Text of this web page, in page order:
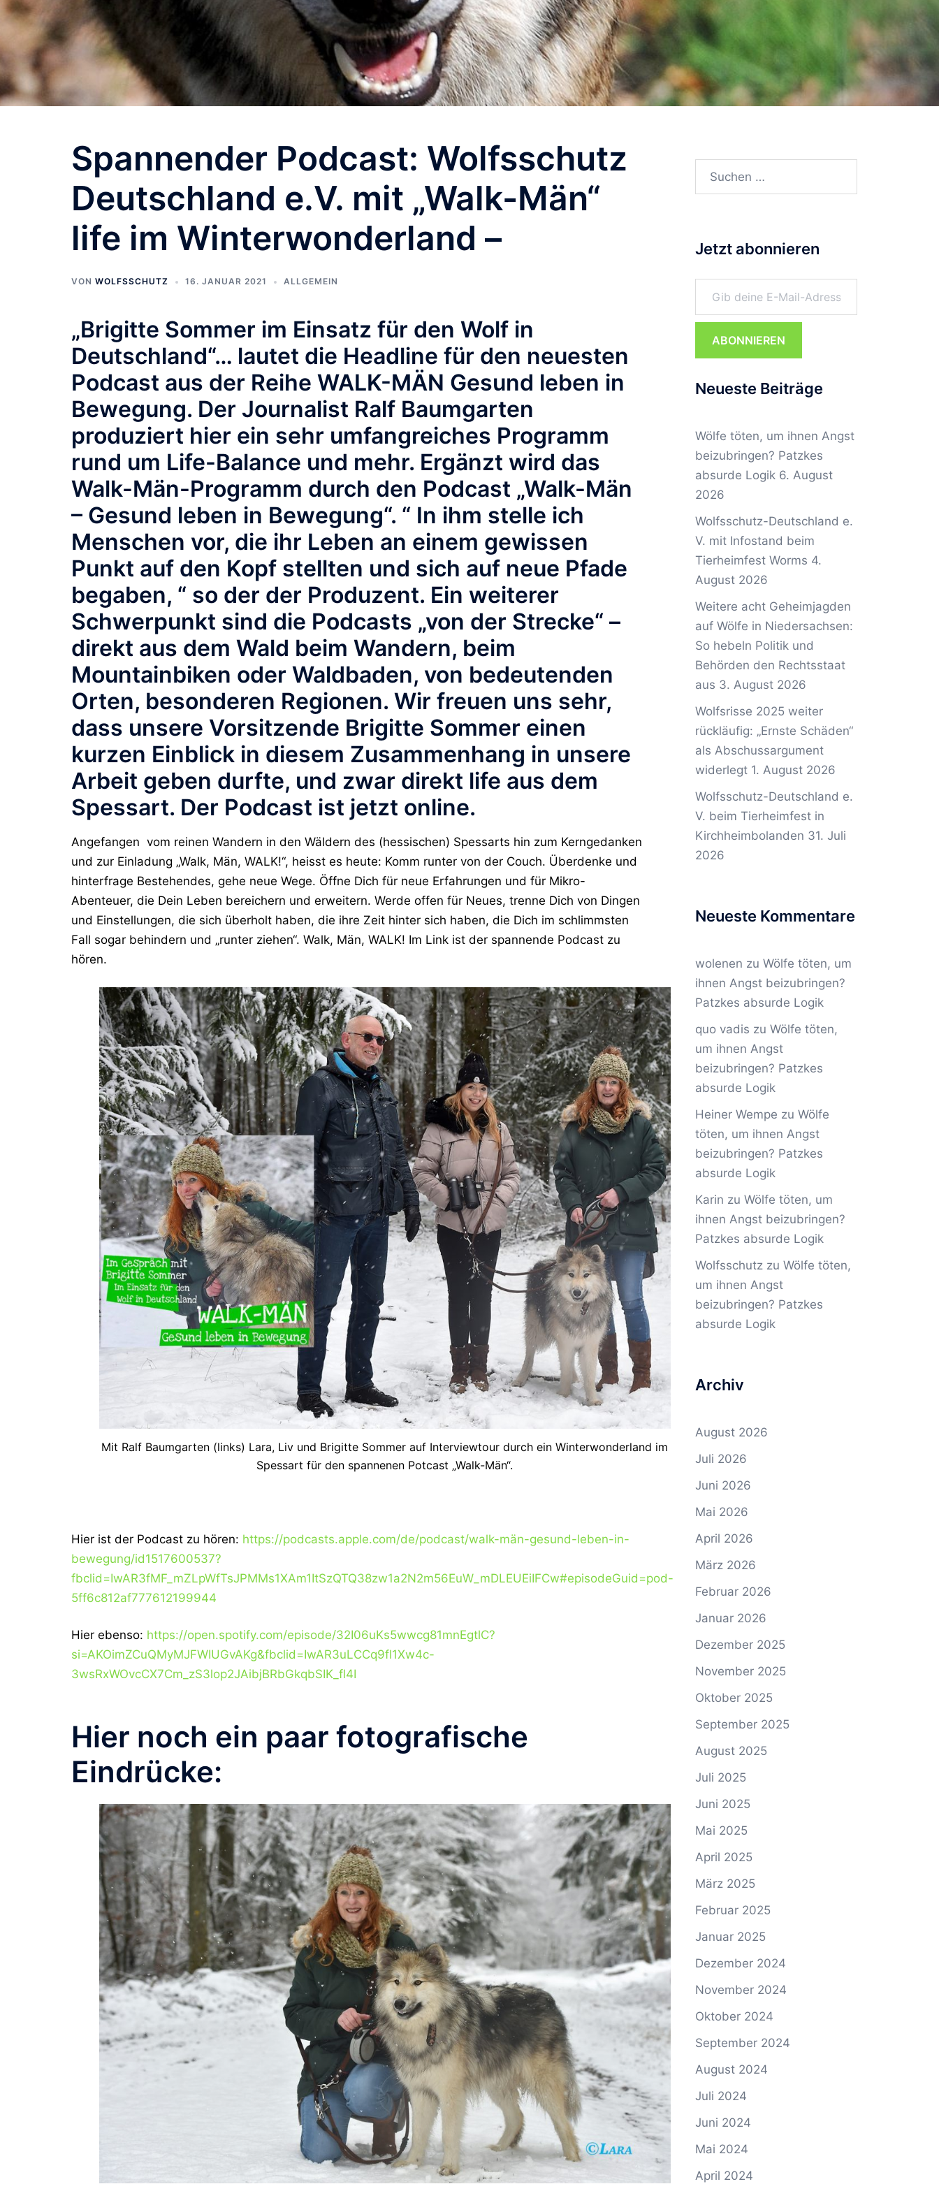
Spannender Podcast: Wolfsschutz
Deutschland e.V. mit „Walk-Män“
life im Winterwonderland –
VON WOLFSSCHUTZ 16. JANUAR 2021 ALLGEMEIN
„Brigitte Sommer im Einsatz für den Wolf in
Deutschland“… lautet die Headline für den neuesten
Podcast aus der Reihe WALK-MÄN Gesund leben in
Bewegung. Der Journalist Ralf Baumgarten
produziert hier ein sehr umfangreiches Programm
rund um Life-Balance und mehr. Ergänzt wird das
Walk-Män-Programm durch den Podcast „Walk-Män
– Gesund leben in Bewegung“. “ In ihm stelle ich
Menschen vor, die ihr Leben an einem gewissen
Punkt auf den Kopf stellten und sich auf neue Pfade
begaben, “ so der der Produzent. Ein weiterer
Schwerpunkt sind die Podcasts „von der Strecke“ –
direkt aus dem Wald beim Wandern, beim
Mountainbiken oder Waldbaden, von bedeutenden
Orten, besonderen Regionen. Wir freuen uns sehr,
dass unsere Vorsitzende Brigitte Sommer einen
kurzen Einblick in diesem Zusammenhang in unsere
Arbeit geben durfte, und zwar direkt life aus dem
Spessart. Der Podcast ist jetzt online.
Angefangen vom reinen Wandern in den Wäldern des (hessischen) Spessarts hin zum Kerngedanken
und zur Einladung „Walk, Män, WALK!“, heisst es heute: Komm runter von der Couch. Überdenke und
hinterfrage Bestehendes, gehe neue Wege. Öffne Dich für neue Erfahrungen und für Mikro-
Abenteuer, die Dein Leben bereichern und erweitern. Werde offen für Neues, trenne Dich von Dingen
und Einstellungen, die sich überholt haben, die ihre Zeit hinter sich haben, die Dich im schlimmsten
Fall sogar behindern und „runter ziehen“. Walk, Män, WALK! Im Link ist der spannende Podcast zu
hören.
Mit Ralf Baumgarten (links) Lara, Liv und Brigitte Sommer auf Interviewtour durch ein Winterwonderland im
Spessart für den spannenen Potcast „Walk-Män“.
Hier ist der Podcast zu hören: https://podcasts.apple.com/de/podcast/walk-män-gesund-leben-in-
bewegung/id1517600537?
fbclid=IwAR3fMF_mZLpWfTsJPMMs1XAm1ItSzQTQ38zw1a2N2m56EuW_mDLEUEiIFCw#episodeGuid=pod-
5ff6c812af777612199944
Hier ebenso: https://open.spotify.com/episode/32I06uKs5wwcg81mnEgtlC?
si=AKOimZCuQMyMJFWIUGvAKg&fbclid=IwAR3uLCCq9fl1Xw4c-
3wsRxWOvcCX7Cm_zS3lop2JAibjBRbGkqbSIK_fl4I
Hier noch ein paar fotografische
Eindrücke:
Suchen
Jetzt abonnieren
Gib deine E-Mail-Adresse ein ...
ABONNIEREN
Neueste Beiträge
Wölfe töten, um ihnen Angst
beizubringen? Patzkes
absurde Logik 6. August
2026
Wolfsschutz-Deutschland e.
V. mit Infostand beim
Tierheimfest Worms 4.
August 2026
Weitere acht Geheimjagden
auf Wölfe in Niedersachsen:
So hebeln Politik und
Behörden den Rechtsstaat
aus 3. August 2026
Wolfsrisse 2025 weiter
rückläufig: „Ernste Schäden“
als Abschussargument
widerlegt 1. August 2026
Wolfsschutz-Deutschland e.
V. beim Tierheimfest in
Kirchheimbolanden 31. Juli
2026
Neueste Kommentare
wolenen zu Wölfe töten, um
ihnen Angst beizubringen?
Patzkes absurde Logik
quo vadis zu Wölfe töten,
um ihnen Angst
beizubringen? Patzkes
absurde Logik
Heiner Wempe zu Wölfe
töten, um ihnen Angst
beizubringen? Patzkes
absurde Logik
Karin zu Wölfe töten, um
ihnen Angst beizubringen?
Patzkes absurde Logik
Wolfsschutzzu Wölfe töten,
um ihnen Angst
beizubringen? Patzkes
absurde Logik
Archiv
August 2026
Juli 2026
Juni 2026
Mai 2026
April 2026
März 2026
Februar 2026
Januar 2026
Dezember 2025
November 2025
Oktober 2025
September 2025
August 2025
Juli 2025
Juni 2025
Mai 2025
April 2025
März 2025
Februar 2025
Januar 2025
Dezember 2024
November 2024
Oktober 2024
September 2024
August 2024
Juli 2024
Juni 2024
Mai 2024
April 2024